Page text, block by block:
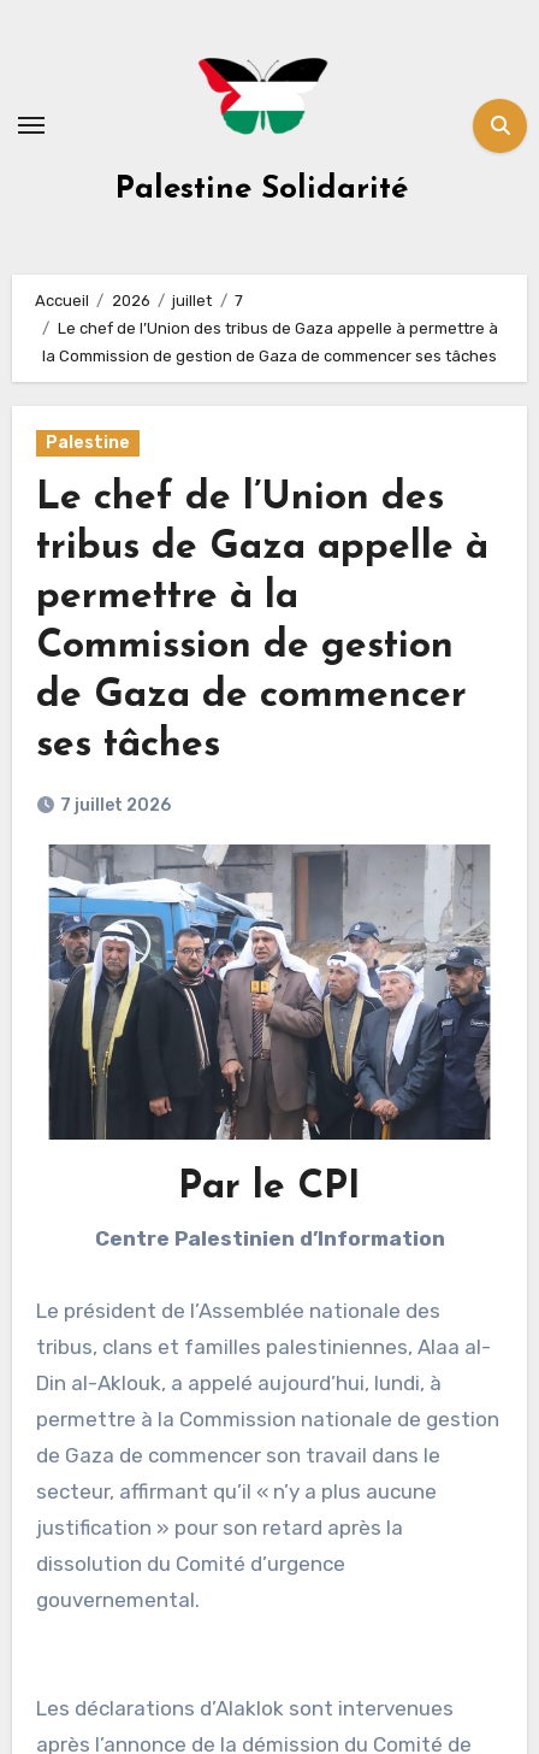
Palestine Solidarité
Accueil 2026 juillet
7
Le chef de l’Union des tribus de Gaza appelle à permettre à
la Commission de gestion de Gaza de commencer ses tâches
Palestine
Le chef de l’Union des
tribus de Gaza appelle à
permettre à la
Commission de gestion
de Gaza de commencer
ses tâches
7 juillet 2026
Par le CPI
Centre Palestinien d’Information
Le président de l’Assemblée nationale des
tribus, clans et familles palestiniennes, Alaa al-
Din al-Aklouk, a appelé aujourd’hui, lundi, à
permettre à la Commission nationale de gestion
de Gaza de commencer son travail dans le
secteur, affirmant qu’il « n’y a plus aucune
justification » pour son retard après la
dissolution du Comité d’urgence
gouvernemental.
Les déclarations d’Alaklok sont intervenues
après l’annonce de la démission du Comité de